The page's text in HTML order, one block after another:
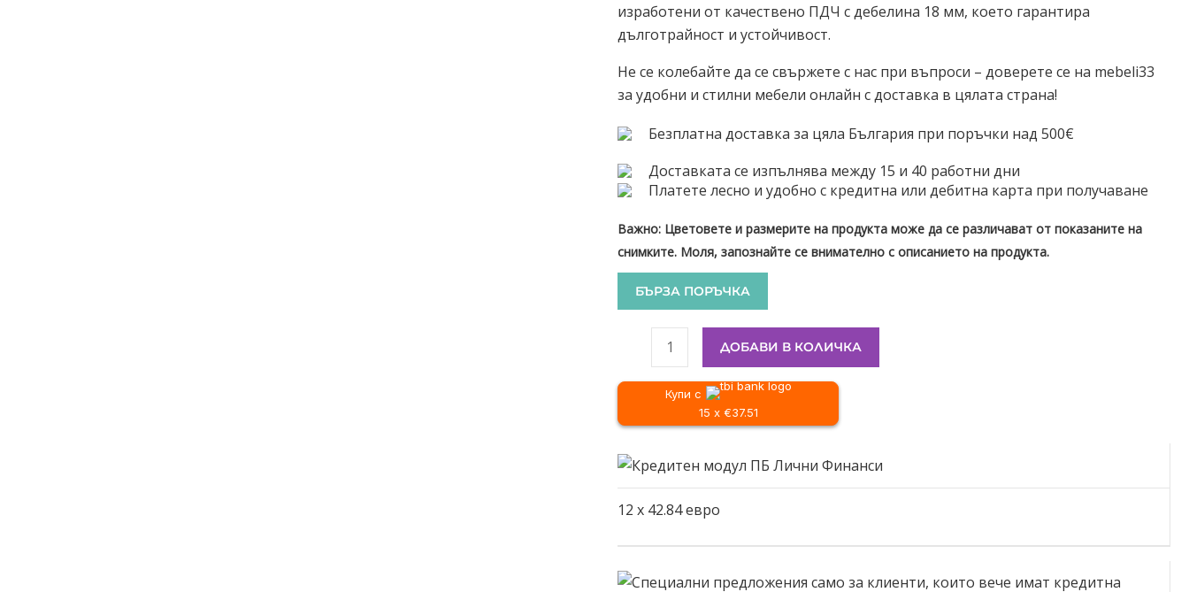
изработени от качествено ПДЧ с дебелина 18 мм, което гарантира
дълготрайност и устойчивост.
Не се колебайте да се свържете с нас при въпроси – доверете се на mebeli33
за удобни и стилни мебели онлайн с доставка в цялата страна!
Безплатна доставка за цяла България при поръчки над 500€
Доставката се изпълнява между 15 и 40 работни дни
Платете лесно и удобно с кредитна или дебитна карта при получаване
Важно: Цветовете и размерите на продукта може да се различават от показаните на
снимките. Моля, запознайте се внимателно с описанието на продукта.
БЪРЗА ПОРЪЧКА
ДОБАВИ В КОЛИЧКА
Купи с
15 x €37.51
12 x 42.84евро